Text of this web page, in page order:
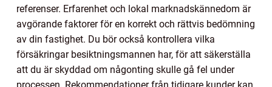
referenser. Erfarenhet och lokal marknadskännedom är
avgörande faktorer för en korrekt och rättvis bedömning
av din fastighet. Du bör också kontrollera vilka
försäkringar besiktningsmannen har, för att säkerställa
att du är skyddad om någonting skulle gå fel under